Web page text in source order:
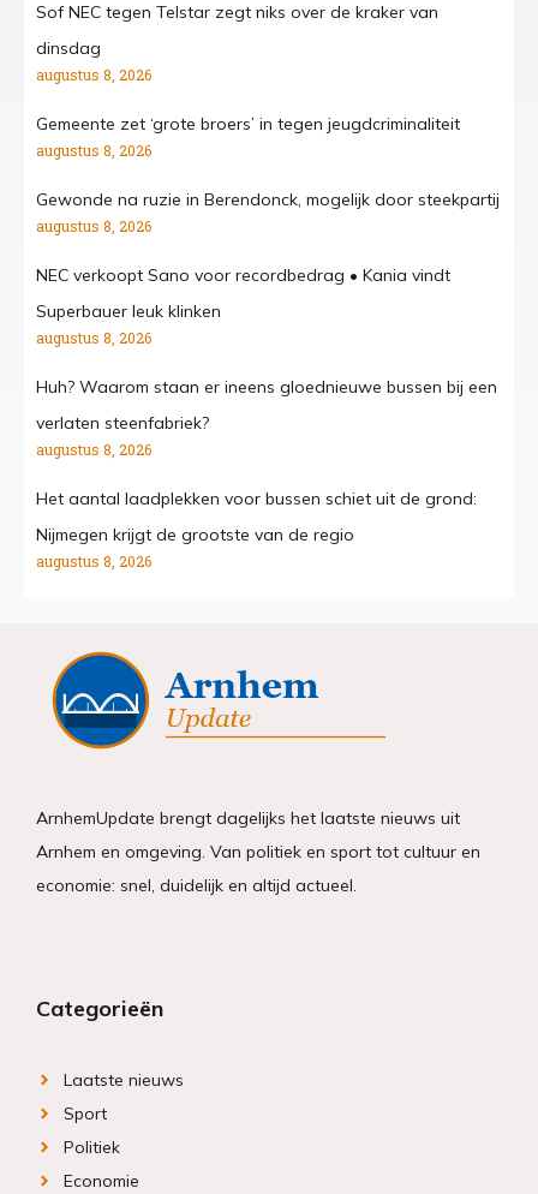
Sof NEC tegen Telstar zegt niks over de kraker van
dinsdag
augustus 8, 2026
Gemeente zet ‘grote broers’ in tegen jeugdcriminaliteit
augustus 8, 2026
Gewonde na ruzie in Berendonck, mogelijk door steekpartij
augustus 8, 2026
NEC verkoopt Sano voor recordbedrag • Kania vindt
Superbauer leuk klinken
augustus 8, 2026
Huh? Waarom staan er ineens gloednieuwe bussen bij een
verlaten steenfabriek?
augustus 8, 2026
Het aantal laadplekken voor bussen schiet uit de grond:
Nijmegen krijgt de grootste van de regio
augustus 8, 2026
ArnhemUpdate brengt dagelijks het laatste nieuws uit
Arnhem en omgeving. Van politiek en sport tot cultuur en
economie: snel, duidelijk en altijd actueel.
Categorieën
Laatste nieuws
Sport
Politiek
Economie